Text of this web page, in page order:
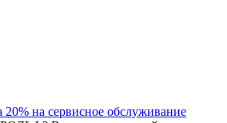
20% на сервисное обслуживание